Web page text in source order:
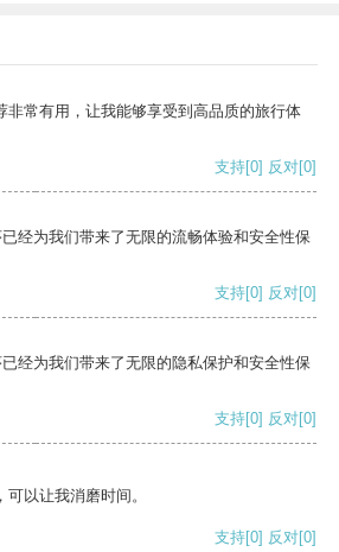
非常有用，让我能够享受到高品质的旅行体
支持[0] 反对[0]
经为我们带来了无限的流畅体验和安全性保
支持[0] 反对[0]
经为我们带来了无限的隐私保护和安全性保
支持[0] 反对[0]
以让我消磨时间。
支持[0] 反对[0]